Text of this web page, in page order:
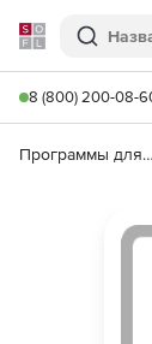
Softline
Поиск
8 (800) 200-08-
Программы для программирования